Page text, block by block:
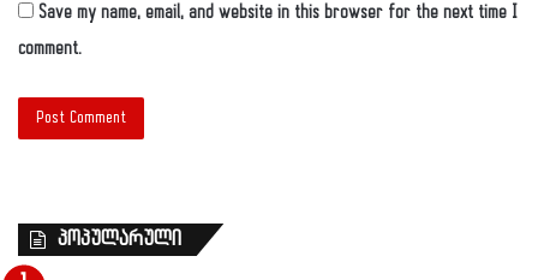
Save my name, email, and website in this browser for the next time I
comment.
პოპულარული